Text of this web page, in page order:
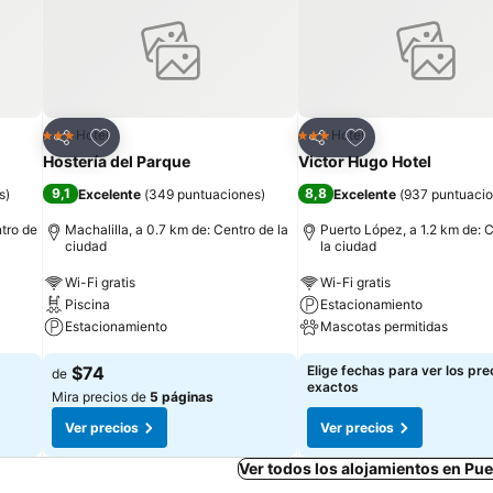
con hamacas y muebles con vistas a nuestros jardines
su habitación y le dé un masaje. También tenemos sillas cómodas
que un buen libro y una copa de vino o un café caliente?
)
de
Compartir
Agregar a favoritos
3 Estrellas
Hotel
Hostería del Parque
9,1 Excelente (349 puntuaciones)
Machalilla, a 0.7 km de: Centro de la
ciudad
Wi-Fi gratis
Piscina
Estacionamiento
de $74
Mira precios de 5 páginas
Ver precios
Compartir
Agregar a
3 Estrellas
Hotel
Victor Hugo Hotel
8,8 Excelente (937
Puerto López, a 1.2 km de:
la ciudad
Wi-Fi gratis
Estacionamiento
Mascotas permitidas
Elige fechas para ver los
exactos
Ver precios
Ver todos los alojamientos en